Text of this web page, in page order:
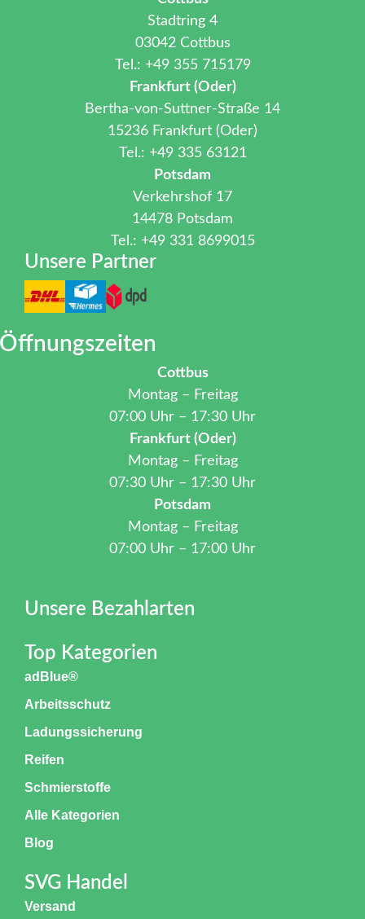
Stadtring 4
03042 Cottbus
Tel.: +49 355 715179
Frankfurt (Oder)
Bertha-von-Suttner-Straße 14
15236 Frankfurt (Oder)
Tel.: +49 335 63121
Potsdam
Verkehrshof 17
14478 Potsdam
Tel.: +49 331 8699015
Unsere Partner
Öffnungszeiten
Cottbus
Montag – Freitag
07:00 Uhr – 17:30 Uhr
Frankfurt (Oder)
Montag – Freitag
07:30 Uhr – 17:30 Uhr
Potsdam
Montag – Freitag
07:00 Uhr – 17:00 Uhr
Unsere Bezahlarten
Top Kategorien
adBlue®
Arbeitsschutz
Ladungssicherung
Reifen
Schmierstoffe
Alle Kategorien
Blog
SVG Handel
Versand